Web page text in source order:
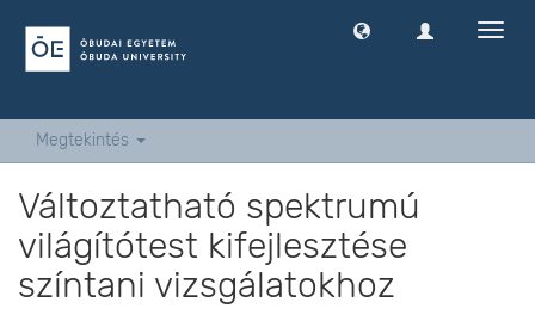
Megtekintés
Változtatható spektrumú
világítótest kifejlesztése
színtani vizsgálatokhoz